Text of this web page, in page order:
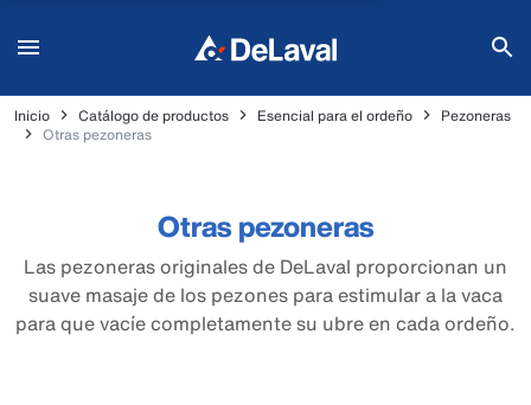
Inicio Catálogo de productos Esencial para el ordeño
Pezoneras
Otras pezoneras
Otras pezoneras
Las pezoneras originales de DeLaval proporcionan un
suave masaje de los pezones para estimular a la vaca
para que vacíe completamente su ubre en cada ordeño.